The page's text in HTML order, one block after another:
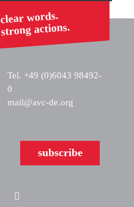
clear words.
strong actions.
Tel. +49 (0)6043 98492-
0
mail@avc-de.org
subscribe